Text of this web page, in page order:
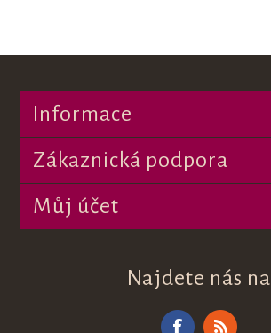
Informace
Zákaznická podpora
Můj účet
Najdete nás na